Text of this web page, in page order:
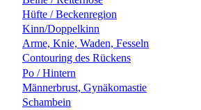
Hüfte / Beckenregion
Kinn/Doppelkinn
Arme, Knie, Waden, Fesseln
Contouring des Rückens
Po / Hintern
Männerbrust, Gynäkomastie
Schambein